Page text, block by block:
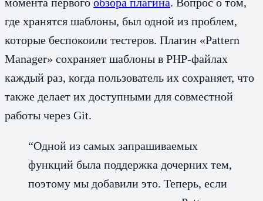
где хранятся шаблоны, был одной из проблем,
которые беспокоили тестеров. Плагин «Pattern
Manager» сохраняет шаблоны в PHP-файлах
каждый раз, когда пользователь их сохраняет, что
также делает их доступными для совместной
работы через Git.
“Одной из самых запрашиваемых
функций была поддержка дочерних тем,
поэтому мы добавили это. Теперь, если